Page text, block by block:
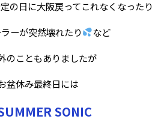
の日に大阪戻ってこれなくなったり
ーが突然壊れたり
など
のこともありましたが
盆休み最終日には
SONIC